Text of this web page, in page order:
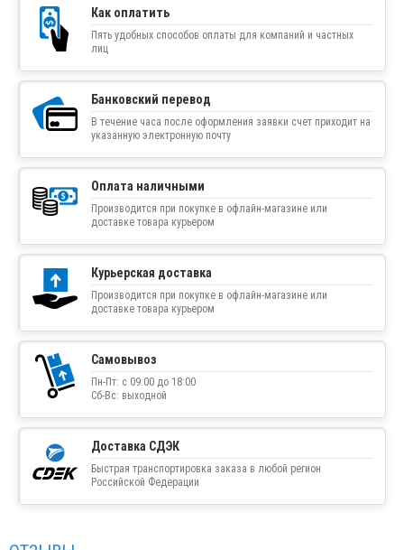
Как оплатить
Пять удобных способов оплаты для компаний и частных
лиц
Банковский перевод
В течение часа после оформления заявки счет приходит на
указанную электронную почту
Оплата наличными
Производится при покупке в офлайн-магазине или
доставке товара курьером
Курьерская доставка
Производится при покупке в офлайн-магазине или
доставке товара курьером
Самовывоз
Пн-Пт: с 09:00 до 18:00
Сб-Вс: выходной
Доставка СДЭК
Быстрая транспортировка заказа в любой регион
Российской Федерации